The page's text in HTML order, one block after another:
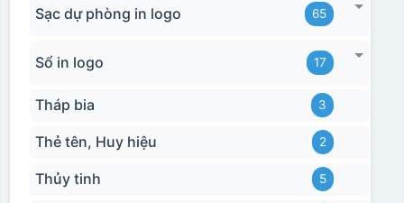
Sạc dự phòng in logo 65
Sổ in logo 17
Tháp bia 3
Thẻ tên, Huy hiệu 2
Thủy tinh 5